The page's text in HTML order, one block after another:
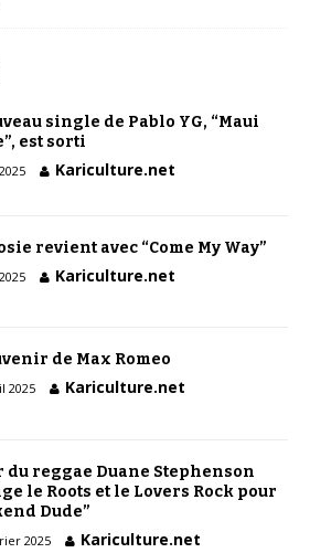
single de Pablo YG, “Maui
est sorti
Kariculture.net
revient avec “Come My Way”
Kariculture.net
de Max Romeo
2025 Kariculture.net
du reggae Duane Stephenson
le Roots et le Lovers Rock pour
Dude”
2025 Kariculture.net